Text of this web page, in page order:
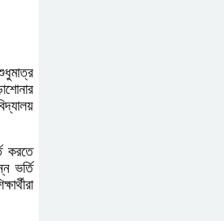
করতে
ভর্তি